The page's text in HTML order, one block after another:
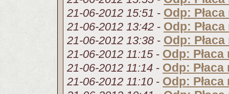
21-06-2012 15:51 - Odp:
21-06-2012 13:42 - Odp:
21-06-2012 13:38 - Odp:
21-06-2012 11:15- Odp:
21-06-2012 11:14 - Odp:
21-06-2012 11:10 - Odp: